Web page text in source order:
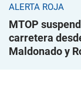
ALERTA ROJA
MTOP
carretera
Maldonado y